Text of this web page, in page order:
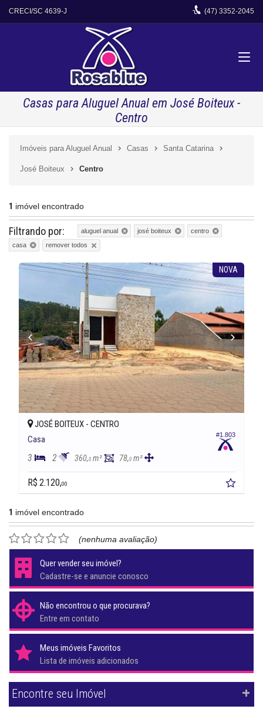
CRECI/SC 4639-J (47) 3352-2045
Casas para Aluguel Anual em José Boiteux -
Centro
Imóveis para Aluguel Anual Casas Santa Catarina
José Boiteux Centro
1 imóvel encontrado
Filtrando por: aluguel anual josé boiteux
centro
casa
remover todos
NOVA
#1.803
JOSÉ BOITEUX - CENTRO
Casa
3 2 360,0m² 78,0 m²
R$ 2.120,00
1 imóvel encontrado
(nenhuma avaliação)
Quer vender seu imóvel?
Cadastre-se e anuncie conosco
Não encontrou o que procurava?
Entre em contato
Meus imóveis Favoritos
Lista de imóveis adicionados
Encontre seu Imóvel